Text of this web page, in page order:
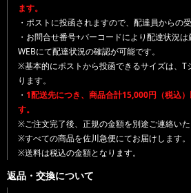
ます。
・ポストに投函されますので、配達員からの
・お問合せ番号+バーコードにより配達状況
WEBにて配達状況の確認が可能です。
※基本的にポストから投函できるサイズは、T
ります。
・ 1配送先につき、商品合計15,000円（税込
す。
※ご注文完了後、正規の金額を別途ご連絡いた
※すべての商品を佐川急便にてお届けします。
※送料は税込の金額となります。
返品・交換について